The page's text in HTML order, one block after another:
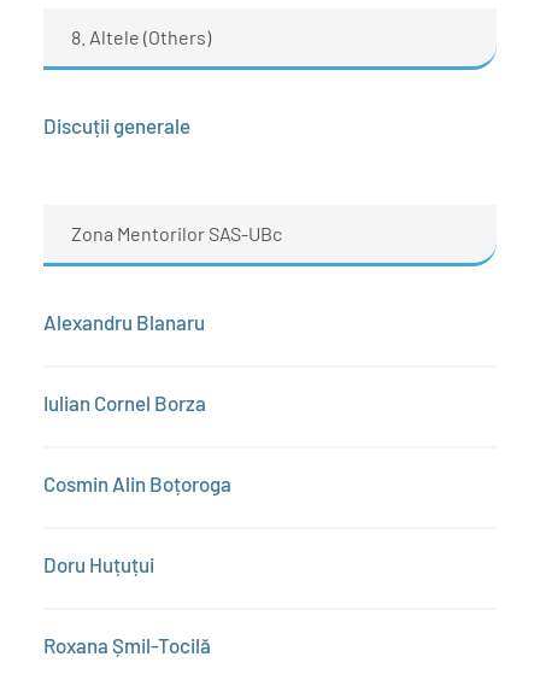
8. Altele (Others)
Discuții generale
Zona Mentorilor SAS-UBc
Alexandru Blanaru
Iulian Cornel Borza
Cosmin Alin Boțoroga
Doru Huțuțui
Roxana Șmil-Tocilă